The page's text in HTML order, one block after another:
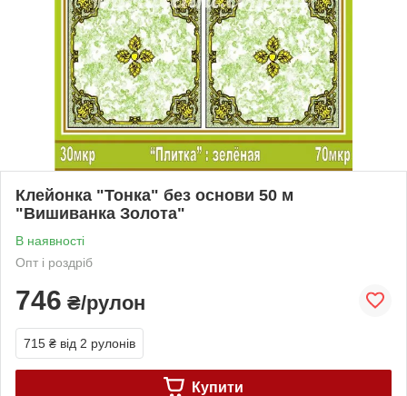
Клейонка "Тонка" без основи 50 м
"Вишиванка Золота"
В наявності
Опт і роздріб
746 ₴/рулон
715 ₴ від 2 рулонів
Купити